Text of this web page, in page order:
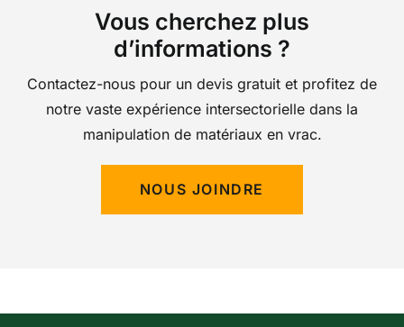
Vous cherchez plus
d’informations ?
Contactez-nous pour un devis gratuit et profitez de
notre vaste expérience intersectorielle dans la
manipulation de matériaux en vrac.
NOUS JOINDRE